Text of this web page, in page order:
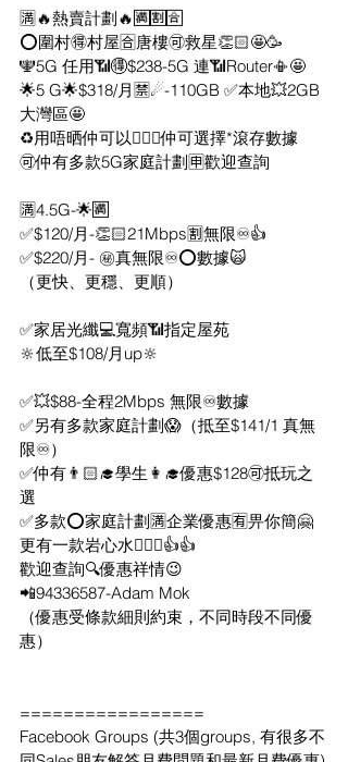
🈵🔥熱賣計劃🔥🈵🈹🈴
⭕️圍村🉐村屋🈴唐樓🉑救星👏🏻🤩🥳
🕎5G 任用📶🉐$238-5G 連📶Router📳🤩
🌟5 G🌟$318/月🈲☄-110GB ✅本地💥2GB
大灣區🤩
♻️用唔晒仲可以🙋🏻‍♂️仲可選擇*滾存數據
🉑仲有多款5G家庭計劃🈸歡迎查詢
🈵4.5G-🌟🈵
✅$120/月-👏🏻21Mbps🈹無限♾️👍
✅$220/月- ㊙️真無限♾⭕️數據🙀
（更快、更穩、更順）
✅家居光纖💻寬頻📶指定屋苑
🔆低至$108/月up🔆
✅💥$88-全程2Mbps 無限♾數據
✅另有多款家庭計劃😱（抵至$141/1 真無
限♾）
✅仲有👨🏻‍🎓學生👩‍🎓優惠$128🉑抵玩之
選
✅多款⭕️家庭計劃🈵企業優惠🈶畀你簡🤗
更有一款岩心水🙋🏻‍♂️👍👍
歡迎查詢🔍優惠祥情😉
📲94336587-Adam Mok
（優惠受條款細則約束，不同時段不同優
惠）
=================
Facebook Groups (共3個groups, 有很多不